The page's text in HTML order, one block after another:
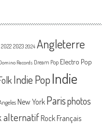
2022 2023 2024 Angleterre
Records Dream Pop Electro Pop
Indie PopIndie
New York Parisphotos
alternatif Rock Français